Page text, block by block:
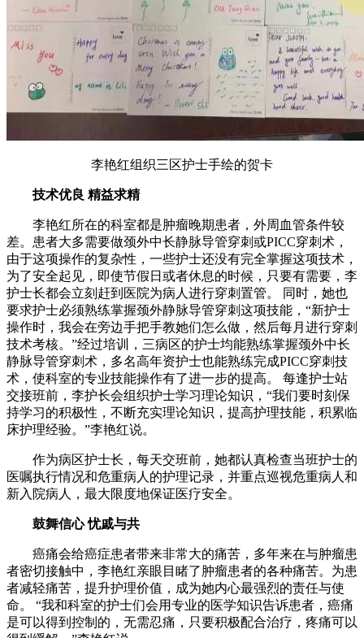
李艳红组织三区护士手绘的贺卡
技术优良 精益求精
李艳红所在的科室都是肿瘤晚期患者，外周血管条件较
差。患者大多需要做颈外中长静脉导管穿刺或PICC穿刺术，
由于这项操作的复杂性，一些护士还没有完全掌握这项技术，
为了安全起见，即使节假日或者休息的时候，只要有需要，李
护士长都会立刻赶到医院为病人进行穿刺置管。 同时，她也
要求护士必须熟练掌握颈外静脉导管穿刺这项技能，“新护士
操作时，我会在旁边手把手教她们怎么做，然后每月进行穿刺
技术考核。”经过培训，三病区的护士均能熟练掌握颈外中长
静脉导管穿刺术，多名高年资护士也能熟练完成PICC穿刺技
术，使科室的专业技能操作有了进一步的提高。 每逢护士站
交接班前，李护长会组织护士学习理论知识，“我们要时刻保
持学习的积极性，不断充实理论知识，提高护理技能，积累临
床护理经验。”李艳红说。
作为病区护士长，每天交班前，她都认真检查当班护士的
医嘱执行情况和危重病人的护理记录，并重点巡视危重病人和
新入院病人，最大限度地保证医疗安全。
鼓舞信心 忧戚与共
癌痛会给癌症患者带来非常大的痛苦，多年来在与肿瘤患
者密切接触中，李艳红亲眼目睹了肿瘤患者的各种痛苦。为患
者减轻痛苦，提升护理价值，成为她内心最强烈的责任与使
命。 “我和科室的护士们会用专业的医学知识告诉患者，癌痛
是可以得到控制的，无需忍痛，只要积极配合治疗，疼痛可以